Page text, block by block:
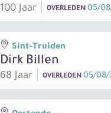
100 Jaar OVERLEDEN 05/
Dirk Billen
68 Jaar
Sint-Truiden
OVERLEDEN 05/08/